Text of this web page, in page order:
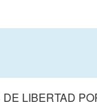
LIBERTAD